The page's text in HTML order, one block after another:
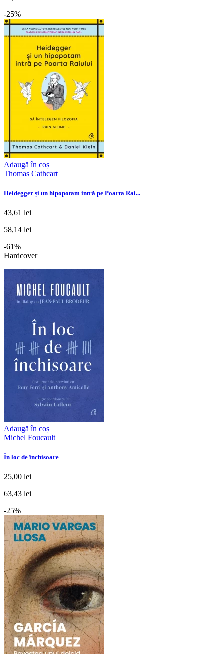
-25%
Adaugă în coș
Thomas Cathcart
Heidegger și un hipopotam intră pe Poarta Rai...
43,61 lei
58,14 lei
-61%
Hardcover
Adaugă în coș
Michel Foucault
În loc de închisoare
25,00 lei
63,43 lei
-25%